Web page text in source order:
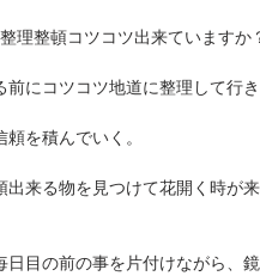
理整頓コツコツ出来ていますか
前にコツコツ地道に整理して行
を積んでいく。
来る物を見つけて花開く時が来
日目の前の事を片付けながら、